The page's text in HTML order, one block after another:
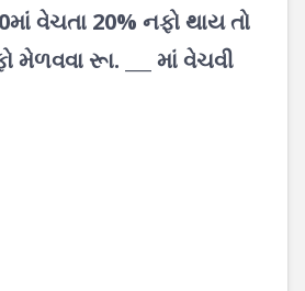
વેચતા 20% નફો થાય તો
મેળવવા રૂા. ___ માં વેચવી